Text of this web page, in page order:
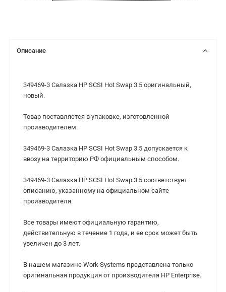
Описание
349469-3 Салазка HP SCSI Hot Swap 3.5 оригинальный,
новый.
Товар поставляется в упаковке, изготовленной
производителем.
349469-3 Салазка HP SCSI Hot Swap 3.5 допускается к
ввозу на территорию РФ официальным способом.
349469-3 Салазка HP SCSI Hot Swap 3.5 cоответствует
описанию, указанному на официальном сайте
производителя.
Все товары имеют официальную гарантию,
действительную в течение 1 года, и ее срок может быть
увеличен до 3 лет.
В нашем магазине Work Systems представлена только
оригинальная продукция от производителя HP Enterprise.